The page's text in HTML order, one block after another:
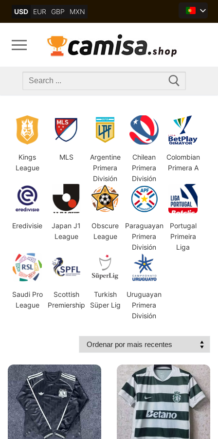
USD EUR GBP MXN
Search
Kings
League
MLS
Argentine
Primera
División
Chilean
Primera
División
Colombian
Primera A
Eredivisie
Japan J1
League
Obscure
League
Paraguayan
Primera
División
Portugal
Primeira
Liga
Saudi Pro
League
Scottish
Premiership
Turkish
Süper Lig
Uruguayan
Primera
División